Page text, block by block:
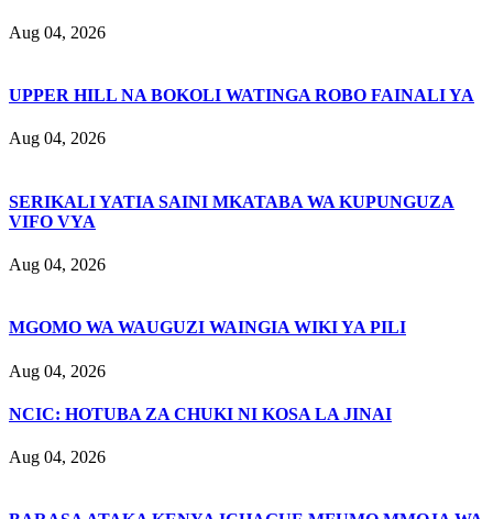
Aug 04, 2026
UPPER HILL NA BOKOLI WATINGA ROBO FAINALI YA
Aug 04, 2026
SERIKALI YATIA SAINI MKATABA WA KUPUNGUZA
VIFO VYA
Aug 04, 2026
MGOMO WA WAUGUZI WAINGIA WIKI YA PILI
Aug 04, 2026
NCIC: HOTUBA ZA CHUKI NI KOSA LA JINAI
Aug 04, 2026